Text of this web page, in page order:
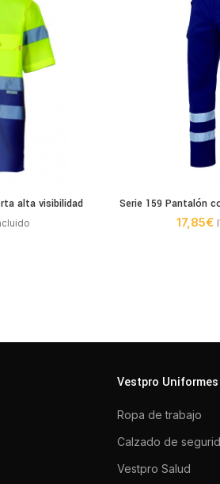
alta visibilidad Serie 159 Pantalón
17,85€
Vestpro Uniformes
Ropa de trabajo
Calzado de
Vestpro Salud